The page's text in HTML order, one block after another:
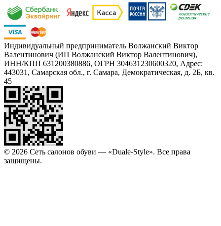
Индивидуальный предприниматель Волжанский Виктор
Валентинович (ИП Волжанский Виктор Валентинович),
ИНН/КПП 631200380886, ОГРН 304631230600320, Адрес:
443031, Самарская обл., г. Самара, Демократическая, д. 2Б, кв.
45
© 2026 Сеть салонов обуви — «Duale-Style». Все права
защищены.